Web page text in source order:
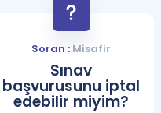
Soran : Misafir
Sınav
başvurusunu iptal
edebilir miyim?